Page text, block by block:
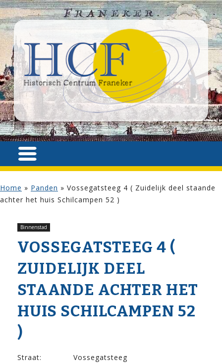
Home » Panden » Vossegatsteeg 4 ( Zuidelijk deel staande
achter het huis Schilcampen 52 )
Binnenstad
VOSSEGATSTEEG 4 (
ZUIDELIJK DEEL
STAANDE ACHTER HET
HUIS SCHILCAMPEN 52
)
Straat:
Vossegatsteeg